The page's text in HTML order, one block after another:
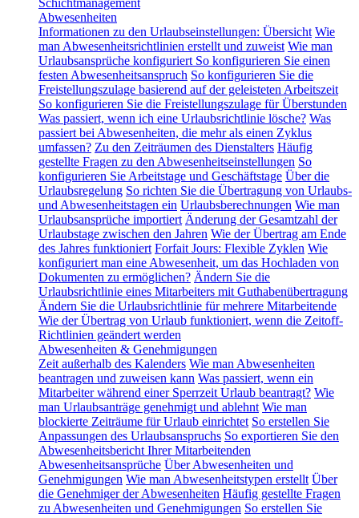
Abwesenheiten
Informationen zu den Urlaubseinstellungen: Übersicht Wie
man Abwesenheitsrichtlinien erstellt und zuweist Wie man
Urlaubsansprüche konfiguriert So konfigurieren Sie einen
festen Abwesenheitsanspruch So konfigurieren Sie die
Freistellungszulage basierend auf der geleisteten Arbeitszeit
So konfigurieren Sie die Freistellungszulage für Überstunden
Was passiert, wenn ich eine Urlaubsrichtlinie lösche? Was
passiert bei Abwesenheiten, die mehr als einen Zyklus
umfassen? Zu den Zeiträumen des Dienstalters Häufig
gestellte Fragen zu den Abwesenheitseinstellungen So
konfigurieren Sie Arbeitstage und Geschäftstage Über die
Urlaubsregelung So richten Sie die Übertragung von Urlaubs-
und Abwesenheitstagen ein Urlaubsberechnungen Wie man
Urlaubsansprüche importiert Änderung der Gesamtzahl der
Urlaubstage zwischen den Jahren Wie der Übertrag am Ende
des Jahres funktioniert Forfait Jours: Flexible Zyklen Wie
konfiguriert man eine Abwesenheit, um das Hochladen von
Dokumenten zu ermöglichen? Ändern Sie die
Urlaubsrichtlinie eines Mitarbeiters mit Guthabenübertragung
Ändern Sie die Urlaubsrichtlinie für mehrere Mitarbeitende
Wie der Übertrag von Urlaub funktioniert, wenn die Zeitoff-
Richtlinien geändert werden
Abwesenheiten & Genehmigungen
Zeit außerhalb des Kalenders Wie man Abwesenheiten
beantragen und zuweisen kann Was passiert, wenn ein
Mitarbeiter während einer Sperrzeit Urlaub beantragt? Wie
man Urlaubsanträge genehmigt und ablehnt Wie man
blockierte Zeiträume für Urlaub einrichtet So erstellen Sie
Anpassungen des Urlaubsanspruchs So exportieren Sie den
Abwesenheitsbericht Ihrer Mitarbeitenden
Abwesenheitsansprüche Über Abwesenheiten und
Genehmigungen Wie man Abwesenheitstypen erstellt Über
die Genehmiger der Abwesenheiten Häufig gestellte Fragen
zu Abwesenheiten und Genehmigungen So erstellen Sie